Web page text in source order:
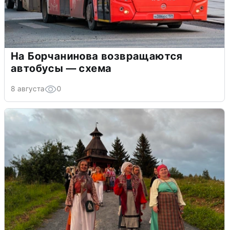
На Борчанинова возвращаются
автобусы — схема
8 августа 0